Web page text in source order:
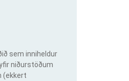
sem inniheldur
niðurstöðum
(ekkert